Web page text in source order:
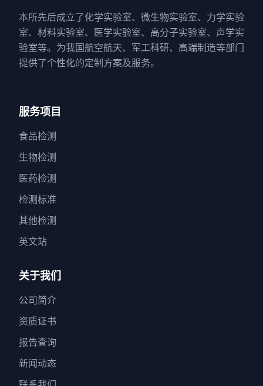
本所先后成立了化学实验室、微生物实验室、力学实验
室、材料实验室、医学实验室、高分子实验室、声学实
验室等。为我国航空航天、军工科研、高端制造等部门
提供了个性化的定制方案及服务。
服务项目
食品检测
生物检测
医药检测
检测标准
其他检测
英文站
关于我们
公司简介
资质证书
报告查询
新闻动态